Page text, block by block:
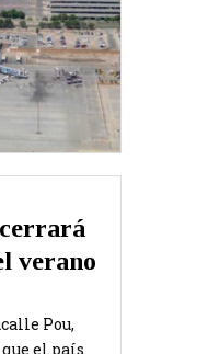
verano
Pou,
el país